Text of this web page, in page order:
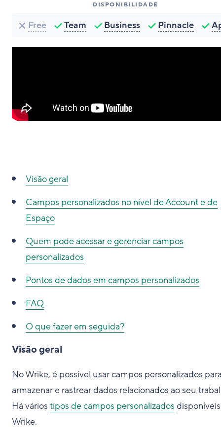
DISPONIBILIDADE
Free Team Business Pinnacle
Visão geral
Campos personalizados no nível de Account e de
Espaço
Quem pode acessar e gerenciar campos
personalizados
Pontos de dados em campos personalizados
FAQ
O que fazer em seguida?
Visão geral
No Wrike, é possível usar campos personalizados
armazenar e rastrear dados relacionados ao seu
Há vários tipos de campos personalizados
Wrike.